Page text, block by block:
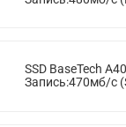
SSD BaseTech
Запись:470мб/с